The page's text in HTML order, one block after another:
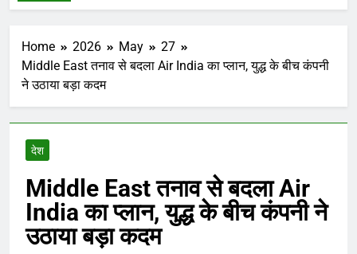
Home 2026 May
27
Middle East तनाव से बदला Air India का प्लान, युद्ध के बीच कंपनी
ने उठाया बड़ा कदम
देश
Middle East तनाव से बदला Air
India का प्लान, युद्ध के बीच कंपनी ने
उठाया बड़ा कदम